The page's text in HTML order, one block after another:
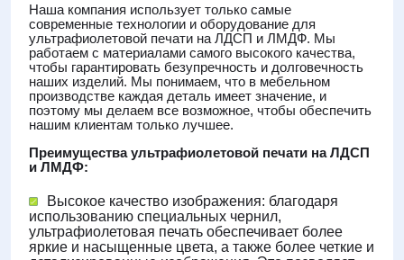
Наша компания использует только самые
современные технологии и оборудование для
ультрафиолетовой печати на ЛДСП и ЛМДФ. Мы
работаем с материалами самого высокого качества,
чтобы гарантировать безупречность и долговечность
наших изделий. Мы понимаем, что в мебельном
производстве каждая деталь имеет значение, и
поэтому мы делаем все возможное, чтобы обеспечить
нашим клиентам только лучшее.
Преимущества ультрафиолетовой печати на ЛДСП
и ЛМДФ:
Высокое качество изображения: благодаря
использованию специальных чернил,
ультрафиолетовая печать обеспечивает более
яркие и насыщенные цвета, а также более четкие и